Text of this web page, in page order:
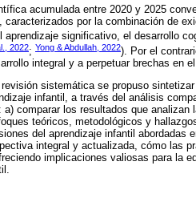
acumulada entre 2020 y 2025
por la combinación de
aprendizaje significativo, el desarrollo
2022; Yong & Abdullah, 2022). Por el
integral y a perpetuar brechas en
sistemática se propuso
infantil, a través del análisis
comparar los resultados que
teóricos, metodológicos y
del aprendizaje infantil
integral y actualizada, cómo las
implicaciones valiosas para la